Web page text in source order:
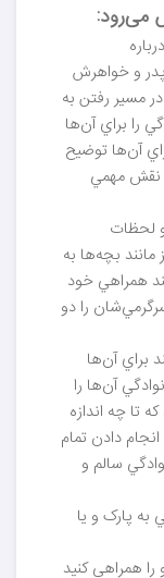
می‌رود:
و خواهرش
مسير رفتن به
را براي آن‌ها
آن‌ها توضيح
نقش مهمي
لحظات
بچه‌ها به
همراهي خود
را دو
براي آن‌ها
آن‌ها را
تا چه اندازه
دادن تمام
سالم و
پارک و يا
همراهي کنيد